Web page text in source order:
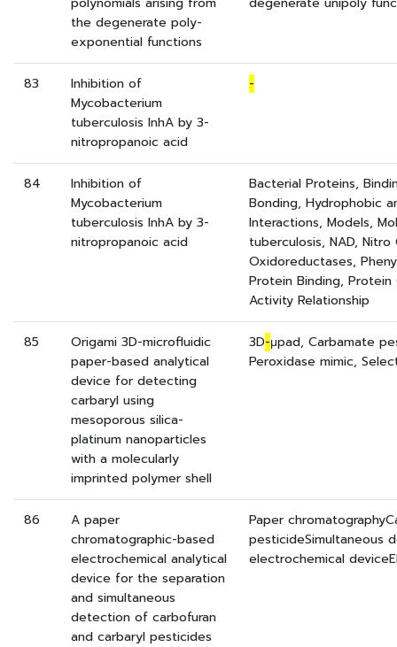
the degenerate poly-
exponential functions
83
Inhibition of
Mycobacterium
tuberculosis InhA by 3-
nitropropanoic acid
-
84
Inhibition of
Mycobacterium
tuberculosis InhA by 3-
nitropropanoic acid
Bacterial Proteins,
Bonding, Hydrophobic
Interactions, Models,
tuberculosis, NAD, Nitro
Oxidoreductases,
Protein Binding,
Activity Relationship
85
Origami 3D-microfluidic
paper-based analytical
device for detecting
carbaryl using
mesoporous silica-
platinum nanoparticles
with a molecularly
imprinted polymer shell
3D-μpad, Carbamate
Peroxidase mimic,
86
A paper
chromatographic-based
electrochemical analytical
device for the separation
and simultaneous
detection of carbofuran
and carbaryl pesticides
Paper
pesticideSimultaneous
electrochemical